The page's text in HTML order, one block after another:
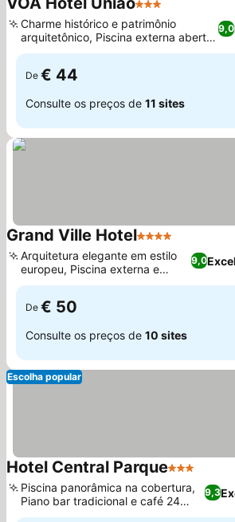
3 Estrelas
9,0
Charme histórico e patrimônio
arquitetônico, Piscina externa aberta
o ano todo
De € 44
Consulte os preços de 11 sites
Grand Ville Hotel4 Estrelas
9,0
Arquitetura elegante em estilo
europeu, Piscina externa e
sauna
De € 50
Consulte os preços de 10 sites
Escolha popular
Hotel Central Parque3 Estrelas
9,3
Piscina panorâmica na cobertura,
Piano bar tradicional e café 24
horas